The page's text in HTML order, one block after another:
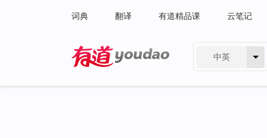
词典 翻译 有道精品课 云笔记
中英